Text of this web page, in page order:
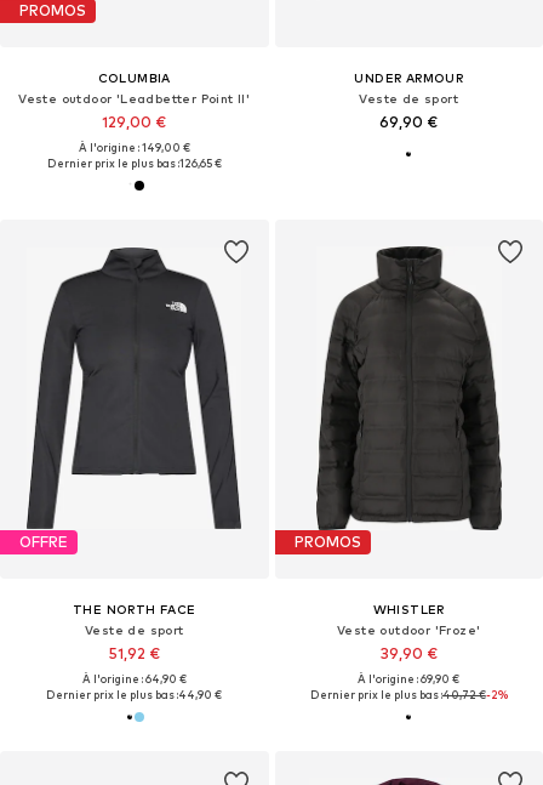
PROMOS
COLUMBIA
Veste outdoor 'Leadbetter Point II'
129,00 €
À l'origine : 149,00 €
Dernier prix le plus bas :126,65 €
UNDER ARMOUR
Veste de sport
69,90 €
OFFRE
THE NORTH FACE
Veste de sport
51,92 €
À l'origine : 64,90 €
Dernier prix le plus bas :44,90 €
PROMOS
WHISTLER
Veste outdoor 'Froze'
39,90 €
À l'origine : 69,90 €
Dernier prix le plus bas :40,72 €-2%